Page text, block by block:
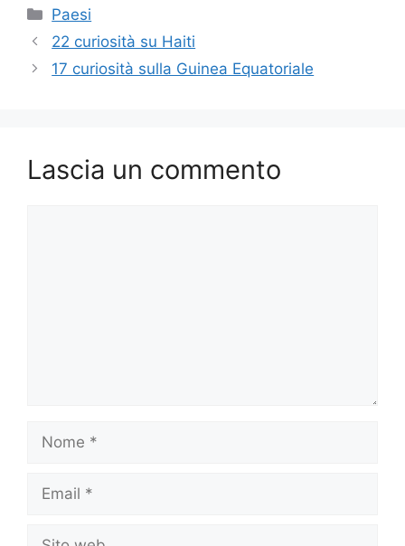
Categorie
Paesi
22 curiosità su Haiti
17 curiosità sulla Guinea Equatoriale
Lascia un commento